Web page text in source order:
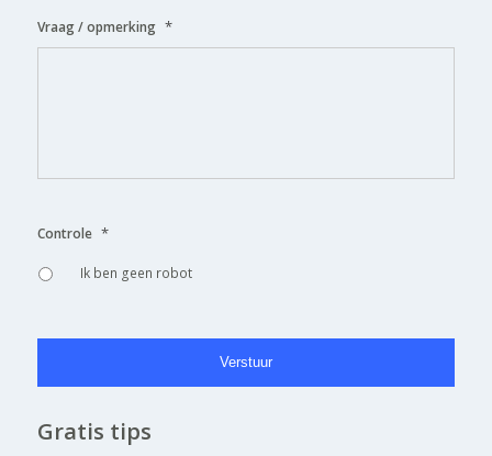
Vraag / opmerking *
Controle *
Ik ben geen robot
Gratis tips